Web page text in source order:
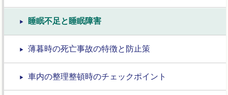
睡眠不足と睡眠障害
薄暮時の死亡事故の特徴と防止策
車内の整理整頓時のチェックポイント